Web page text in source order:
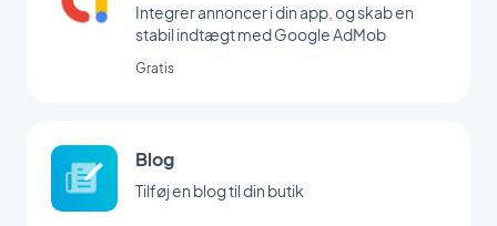
Integrer annoncer i din app, og skab en
stabil indtægt med Google AdMob
Gratis
Blog
Tilføj en blog til din butik